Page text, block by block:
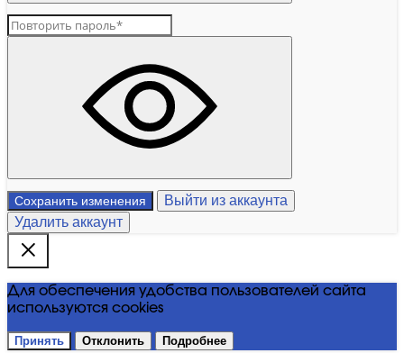
Сохранить изменения
Выйти из аккаунта
Удалить аккаунт
Для обеспечения удобства пользователей сайта
используются cookies
Принять Отклонить Подробнее